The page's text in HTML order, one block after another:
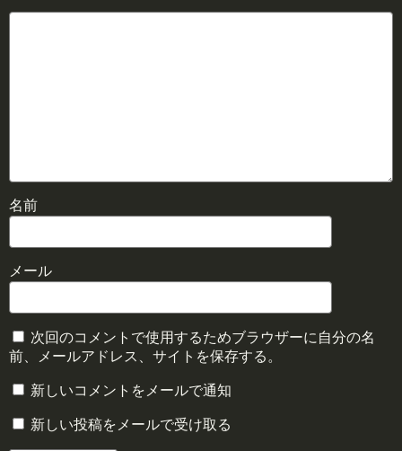
名前
メール
次回のコメントで使用するためブラウザーに自分の名
前、メールアドレス、サイトを保存する。
新しいコメントをメールで通知
新しい投稿をメールで受け取る